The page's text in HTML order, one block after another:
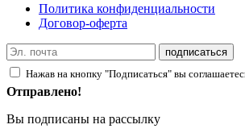
Политика конфиденциальности
Договор-оферта
подписаться
Нажав на кнопку "Подписаться" вы
Отправлено!
Вы подписаны на рассылку